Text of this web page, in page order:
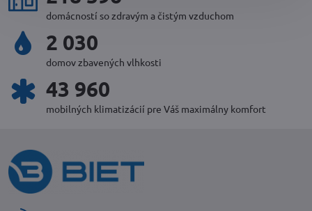
domácností so zdravým a čistým vzduchom
2 198
domov zbavených vlhkosti
47 728
mobilných klimatizácií pre Váš maximálny komfort